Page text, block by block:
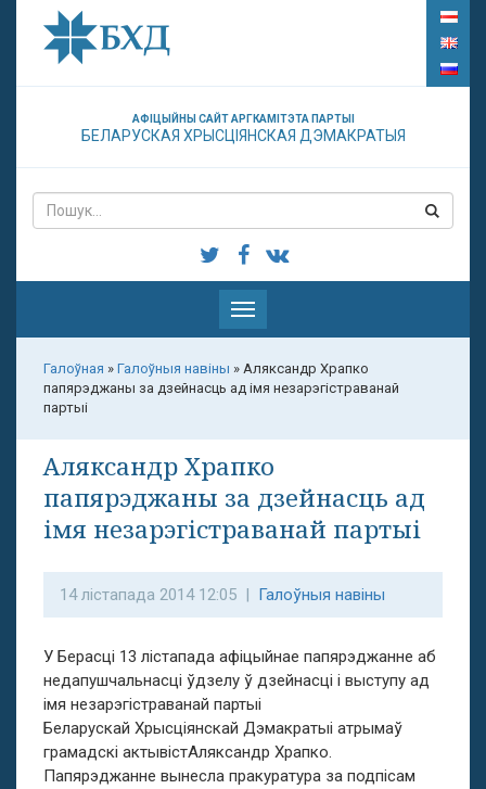
АФІЦЫЙНЫ САЙТ АРГКАМІТЭТА ПАРТЫІ
БЕЛАРУСКАЯ ХРЫСЦІЯНСКАЯ ДЭМАКРАТЫЯ
Паказаць
меню
Галоўная » Галоўныя навіны » Аляксандр Храпко
папярэджаны за дзейнасць ад імя незарэгістраванай
партыі
Аляксандр Храпко
папярэджаны за дзейнасць ад
імя незарэгістраванай партыі
14 лістапада 2014 12:05 | Галоўныя навіны
У Берасці 13 лістапада афіцыйнае папярэджанне аб
недапушчальнасці ўдзелу ў дзейнасці і выступу ад
імя незарэгістраванай партыі
Беларускай Хрысціянскай Дэмакратыі атрымаў
грамадскі актывістАляксандр Храпко.
Папярэджанне вынесла пракуратура за подпісам